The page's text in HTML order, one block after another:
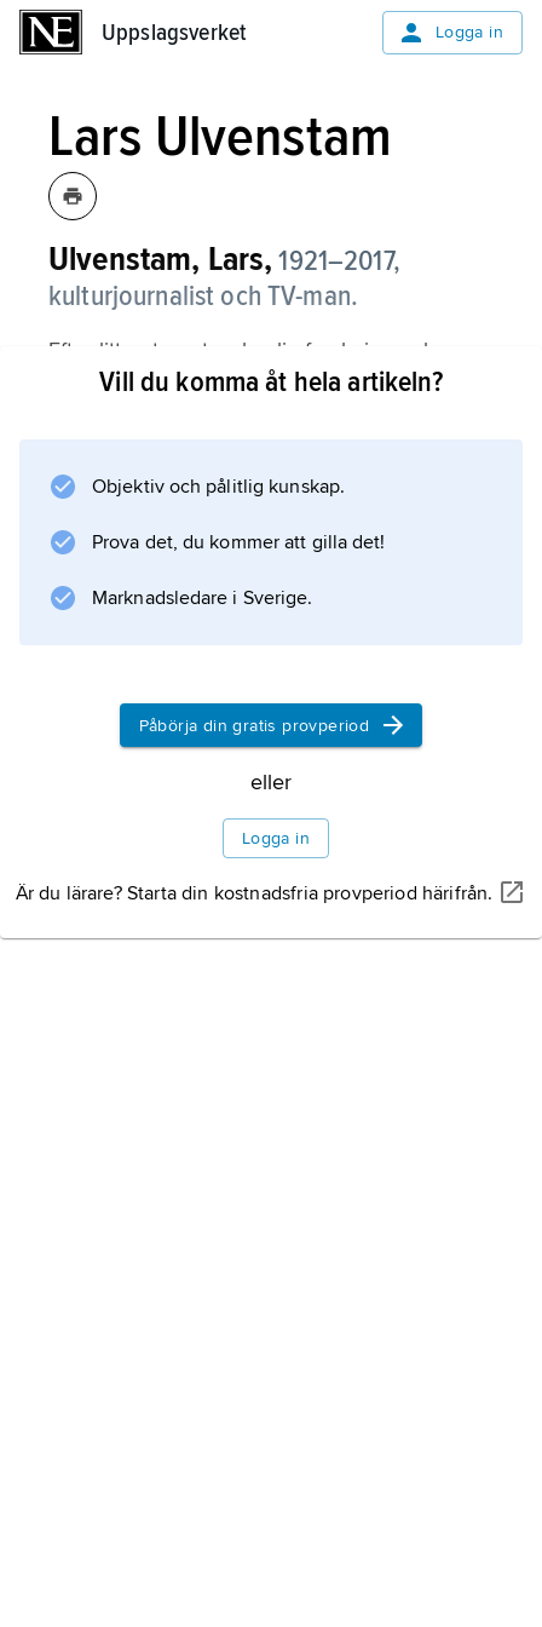
Uppslagsverket Logga in
Lars Ulvenstam
Ulvenstam, Lars, 1921–2017,
kulturjournalist och TV-man.
Efter litteraturvetenskaplig forskning och
journalistisk verksamhet vid Vecko-Journalen
programledare för kulturprogram i TV. Han
Den åldrade Selma Lagerlöf
TV – dumburk eller väckarklocka?
Vill du komma åt hela artikeln?
Objektiv och pålitlig kunskap.
Prova det, du kommer att gilla det!
Marknadsledare i Sverige.
Påbörja din gratis provperiod
eller
Logga in
Är du lärare? Starta din kostnadsfria provperiod härifrån.